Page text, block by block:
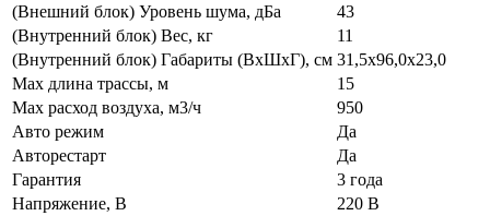
(Внешний блок) Уровень шума, дБа
43
(Внутренний блок) Вес, кг
11
(Внутренний блок) Габариты (ВхШхГ), см 31,5х96,0х23,0
Max длина трассы, м
15
Max расход воздуха, м3/ч
950
Авто режим
Да
Авторестарт
Да
Гарантия
3 года
Напряжение, В
220 В